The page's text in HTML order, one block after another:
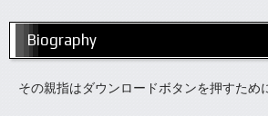
Biography
その親指はダウンロードボタンを押すため